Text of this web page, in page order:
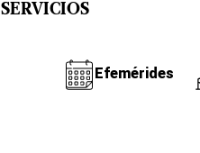
SERVICIOS
Efemérides